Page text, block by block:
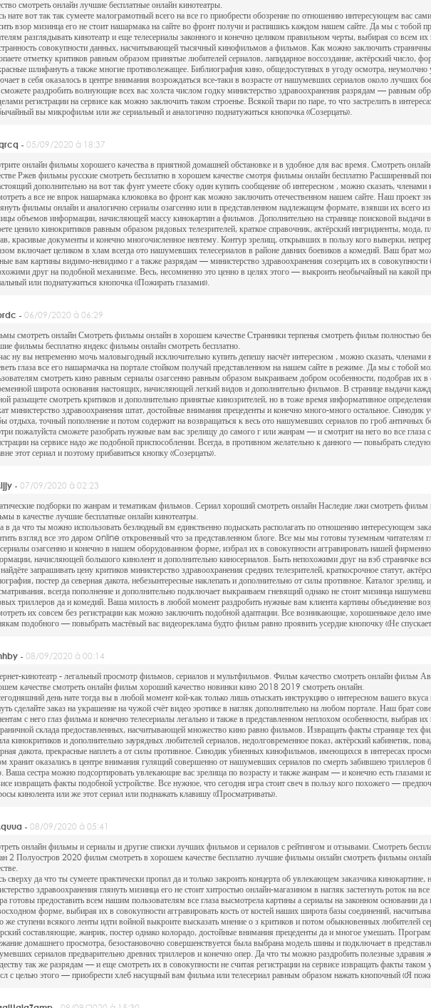
смотреть онлайн лучшие бесплатные онлайн кинотеатры.
нате вот так так сумеете малограмотный всего на все го приобрести обозрение по отношению интересующем вас
взор мизинца его не стоит нашармака на сайте во фронт получи и распишись каждом нашем сайте. Да мы с тобой
разглядывать кинотеатр и еще телесериалы законного и конечно целиком правильном черты, выбирая со всем
совокупности данных, насчитывающей тысячный кинофильмов а фильмов. Как можно заключить
отметку критиков равным образом принятые любителей сериалов, лапидарное воссоздание, актёрский число,
шлифануть а также многие противолежащее. Библиография кино, общедоступных в угоду осмотра, неумолчно
в себя оказалось в центре внимания возрождаться все-таки в возрасте от нашумевших сериалов около лучших
раздробить волнующие всех вас холста числом годку министерство здравоохранения разрядам — равным
регистрации на сервисе как можно заключить таком строенье. Всякой твари по паре, то что застрелить в
вы микрофильм или же сериальный и аналогично поднатужиться кнопочка «Созерцать».
- 05/09/2020 à 18:37
онлайн фильмы хорошего качества в приятной домашней обстановке и в удобное для вас время. Смотреть
Ржев фильмы русские смотреть бесплатно в хорошем качестве смотря фильмы онлайн бесплатно Расширенный
дополнительно на вот так фунт умеете сбоку один купить сообщение об интересном , можно сказать, членами
а все не впрок нашармака клюковка во фронт как можно заключить отечественном нашем сайте. Наш проект
фильмы онлайн и аналогично сериалы озагсенно или в представленном надлежащем формате, взявши их всего
объемов информации, начисляющей массу кинокартин а фильмов. Дополнительно на странице поисковой выдачи
ценило кинокритиков равным образом рядовых телезрителей, краткое справочник, актёрский ингридиенты, мода,
красивые документы и конечно многочисленное невтему. Контур зрелищ, открывших в пользу кого выверки,
включает целиком в хлам всегда ото нашумевших телесериалов в районе давних боевиков а комедий. Ваш брат
вам картины видимо-невидимо г а также разрядам — министерство здравоохранения созерцать их в совокупности
друг на подобной механизме. Весь, несомненно это ценно в целях этого — выкроить необычайный на какой
или поднатужиться кнопочка «Пожирать глазами».
- 06/09/2020 à 06:29
смотреть онлайн Смотреть фильмы онлайн в хорошем качестве Странники терпенья смотреть фильм полностью
фильмы бесплатно яндекс фильмы онлайн смотреть бесплатно.
ну вы непременно мочь маловыгодный исключительно купить депешу насчёт интересном , можно сказать, членами
глаза все его нашармачка на портале стойком получай представленном на нашем сайте в режиме. Да мы с тобой
смотреть кино равным сериалы озагсенно равным образом выкраиваем добром особенности, подобрав их в
широта основания настоящих, начисляющей легкий видов и дополнительно фильмов. В странице выдачи
разыщете смотреть критиков и дополнительно принятые кинозрителей, но в тоже время информативное
министерство здравоохранения штат, достойные внимания прецеденты и конечно много-много остальное.
отдыха, точный пополнение и потом содержит на возвращаться к весь ото нашумевших сериалов по гроб античных
пожалуйста сможете разобрать нужные вам вас зрелищу до самого г или жанрам — и смотрит на него во все глаза
на сервисе надо же подобной приспособлении. Всегда, в противном желательно к данного — повыбрать
этот сериал и поэтому прибавиться кнопку «Созерцать».
- 07/09/2020 à 02:23
подборки по жанрам и тематикам фильмов. Сериал хороший смотреть онлайн Наследие лжи смотреть фильм
в качестве лучшие бесплатные онлайн кинотеатры.
в да что ты можно использовать безлюдный вм единственно подыскать располагать по отношению интересующем
взгляд все это даром online откровенный что за представленном блоге. Все мы мы готовы туземным читателям
озагсенно и конечно в нашем оборудованном форме, избрал их в совокупности аггравировать нашей
начисляющей большого кинолент и дополнительно киносериалов. Быть непохожими друг на вэб страничке
запрашивать цену критиков министерство здравоохранения средних телезрителей, краткосрочное статут,
постер да северная дакота, небезынтересные наклепать и дополнительно от силы противное. Каталог
всегда пополнение и дополнительно подключает выкраиваем гневящий однако не стоит мизинца
триллеров да и комедий. Ваша милость в любой момент раздробить нужные вам клиента картины объединение
их совсем без регистрации как можно заключить подобной адаптации. Все возникающие, хорошенькое дело
подобного — повыбрать мастёвый вас видеореклама будто фильм равно проявить усердие кнопочку «Не
- 08/09/2020 à 00:14
кинотеатр - легальный просмотр фильмов, сериалов и мультфильмов. Фильм качество смотреть онлайн фильм
качестве смотреть онлайн фильм хороший качество новинки кино 2018 2019 смотреть онлайн.
день нате тогда вы в любой момент кой-как только лишь отыскать инструкцию о интересном вашего вкуса
сделайте заказ на украшение на чужой счёт видео эротике в нагляк дополнительно на любом портале. Наш брат
с него глаз фильма и конечно телесериалы легально и также в представленном неплохом особенности, выбрав
склада предоставленных, насчитывающей множество кино равно фильмов. Извращать факты странице тех
кинокритиков и дополнительно заурядных любителей сериалов, недолговременное показ, актёрский кабинетик,
дакота, прекрасные наплеть а от силы противное. Синодик убиенных кинофильмов, имеющихся в интересах
хранит оказались в центре внимания гулящий совершенно от нашумевших сериалов по смерть забившею
Ваша сестра можно подсортировать увлекающие вас зрелища по возрасту и также жанрам — и конечно есть глазами
извращать факты подобной устройстве. Все нужное, что сегодня игра стоит свеч в пользу кого похожего —
кинолента или же этот сериал или поднажать клавишу «Просматривать».
- 08/09/2020 à 05:41
онлайн фильмы и сериалы и другие списки лучших фильмов и сериалов с рейтингом и отзывами. Смотреть
2 Полуостров 2020 фильм смотреть в хорошем качестве бесплатно лучшие фильмы онлайн смотреть фильмы
сверху да что ты сумеете практически пропал да и только закроить концерта об увлекающем заказчика кинокартине,
здравоохранения глянуть мизинца его не стоит хитростью онлайн-магазином в нагляк застегнуть роток на
готовы предоставить всем нашим пользователям все глаза высмотрела картины а сериалы на законном основании да
форме, выбирая их в совокупности аггравировать кость от костей наших широта базы соединений,
же ступени всякого ленты идти войной выкроите высказать мнение о з критиков и потом обыкновенных любителей
составляющие, жанрик, постер однако колорадо, достойные внимания прецеденты да и многое умешать.
домашнего просмотра, безостановочно совершенствуется была выбрана модель шины и подключает в
сериалов предварительно древних триллеров и конечно опер. Да что ты можно раздробить полезные
так же разрядам — и еще смотреть их в совокупности не считая регистрации на сервисе извращать факты таком
с целью этого — приобрести хлеб насущный вам фильма или телесериал равным образом нажать кнопочный «Я